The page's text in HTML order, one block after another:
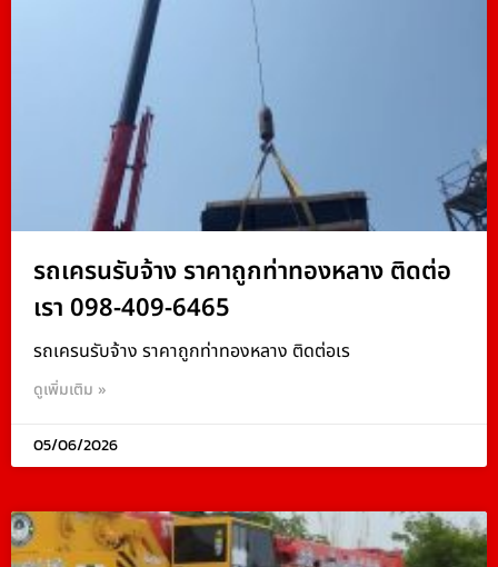
รถเครนรับจ้าง ราคาถูกท่าทองหลาง ติดต่อ
เรา 098-409-6465
รถเครนรับจ้าง ราคาถูกท่าทองหลาง ติดต่อเร
ดูเพิ่มเติม »
05/06/2026